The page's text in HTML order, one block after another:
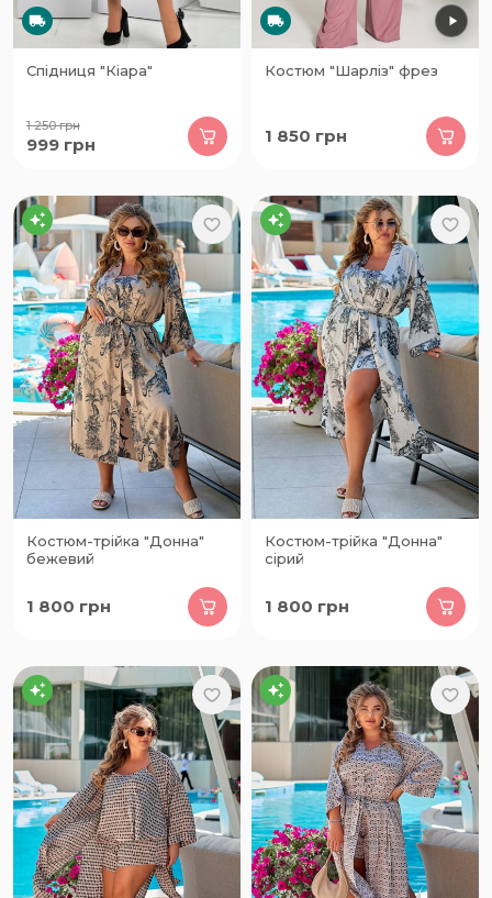
Спідниця "Кіара"
1 250грн
999 грн
Костюм "Шарліз" фрез
1 850 грн
Костюм-трійка "Донна"
бежевий
1 800 грн
Костюм-трійка "Донна"
сірий
1 800 грн